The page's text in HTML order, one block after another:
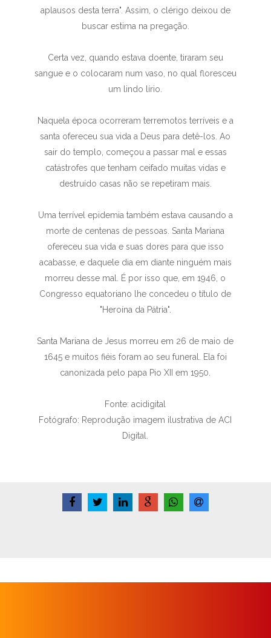
aplausos desta terra". Assim, o clérigo deixou de
buscar estima na pregação.
Certa vez, quando estava doente, tiraram seu
sangue e o colocaram num vaso, no qual floresceu
um lindo lírio.
Naquela época ocorreram terremotos terríveis e a
santa ofereceu sua vida a Deus para detê-los. Ao
sair do templo, começou a passar mal e essas
catástrofes que tenham ceifado muitas vidas e
destruído casas não se repetiram mais.
Uma terrível epidemia também estava causando a
morte de centenas de pessoas. Santa Mariana
ofereceu sua vida e suas dores para que isso
acabasse, e daquele dia em diante ninguém mais
morreu desse mal. É por isso que, em 1946, o
Congresso equatoriano lhe concedeu o título de
"Heroína da Pátria".
Santa Mariana de Jesus morreu em 26 de maio de
1645 e muitos fiéis foram ao seu funeral. Ela foi
canonizada pelo papa Pio XII em 1950.
Fonte: acidigital
Fotógrafo: Reprodução imagem ilustrativa de ACI
Digital.